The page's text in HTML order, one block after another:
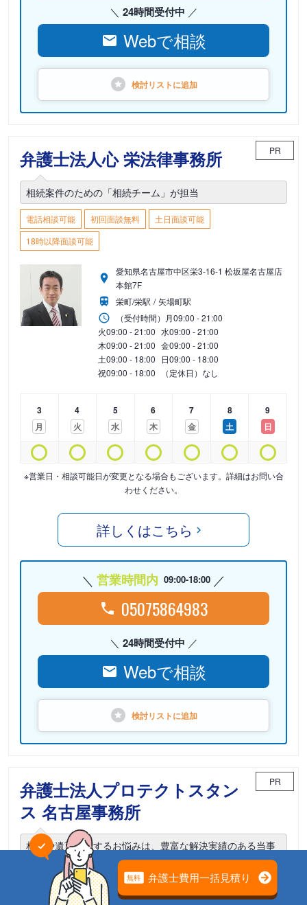
24時間受付中
Webで相談
検討リストに追加
弁護士法人心 栄法律事務所 PR
相続案件のための「相続チーム」が担当
電話相談可能 初回面談無料
土日面談可能
18時以降面談可能
愛知県名古屋市中区栄3-16-1 松坂屋名古屋店
本館7F
栄町/栄駅
矢場町駅
（受付時間） 月09:00 - 21:00
火09:00 - 21:00 水09:00 - 21:00
木09:00 - 21:00 金09:00 - 21:00
土09:00 - 18:00 日09:00 - 18:00
祝09:00 - 18:00 （定休日）なし
3
月
4
火
5
水
6
木
7
金
8
土
9
日
※営業日・相談可能日が変更となる場合もございます。詳細はお問い合
わせください。
詳しくはこちら
営業時間内 09:00-18:00
05075864983
24時間受付中
Webで相談
検討リストに追加
弁護士法人プロテクトスタン
ス 名古屋事務所
PR
相続や遺言に関するお悩みは、豊富な解決実績のある当事
務所までご相談ください。
電話相談可能 初回面談無料